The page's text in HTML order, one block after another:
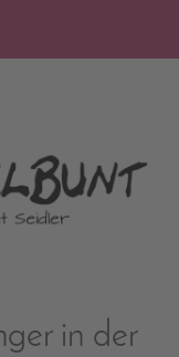
in der